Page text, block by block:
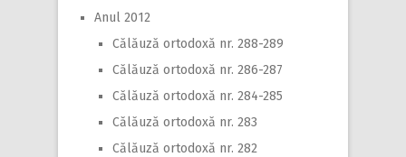
Anul 2012
Călăuză ortodoxă nr. 288-289
Călăuză ortodoxă nr. 286-287
Călăuză ortodoxă nr. 284-285
Călăuză ortodoxă nr. 283
Călăuză ortodoxă nr. 282